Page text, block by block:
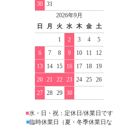
30
31
2026年9月
日
月 火 水 木 金
土
1
2 3 4
5
6
7 8 9 10 11
12
13
14 15 16 17 18
19
20
21 22 23 24 25
26
27
28 29 30
■水・日・祝：定休日/休業日です
■臨時休業日（夏・冬季休業日な